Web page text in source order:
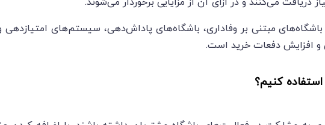
و افزایش دفعات خرید است.
کنیم؟